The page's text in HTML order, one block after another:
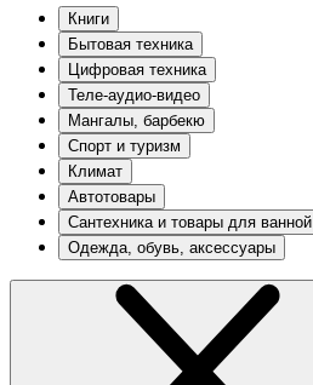
Книги
Бытовая техника
Цифровая техника
Теле-аудио-видео
Мангалы, барбекю
Спорт и туризм
Климат
Автотовары
Сантехника и товары для ванной
Одежда, обувь, аксессуары